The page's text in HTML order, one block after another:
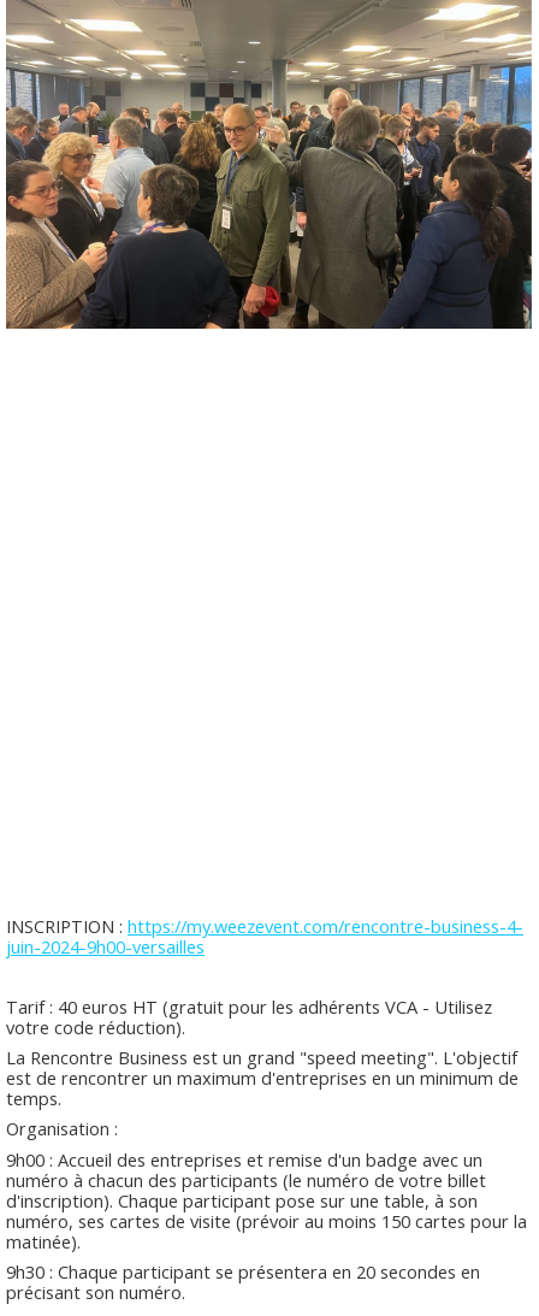
INSCRIPTION : https://my.weezevent.com/rencontre-business-4-
juin-2024-9h00-versailles
Tarif : 40 euros HT (gratuit pour les adhérents VCA - Utilisez
votre code réduction).
La Rencontre Business est un grand "speed meeting". L'objectif
est de rencontrer un maximum d'entreprises en un minimum de
temps.
Organisation :
9h00 : Accueil des entreprises et remise d'un badge avec un
numéro à chacun des participants (le numéro de votre billet
d'inscription). Chaque participant pose sur une table, à son
numéro, ses cartes de visite (prévoir au moins 150 cartes pour la
matinée).
9h30 : Chaque participant se présentera en 20 secondes en
précisant son numéro.